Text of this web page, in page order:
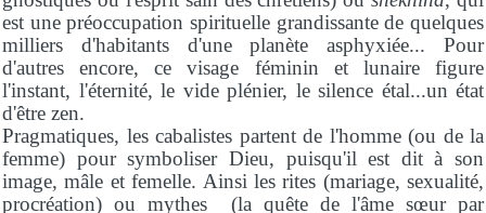
est une préoccupation spirituelle grandissante de quelques
milliers d'habitants d'une planète asphyxiée... Pour
d'autres encore, ce visage féminin et lunaire figure
l'instant, l'éternité, le vide plénier, le silence étal...un état
d'être zen.
Pragmatiques, les cabalistes partent de l'homme (ou de la
femme) pour symboliser Dieu, puisqu'il est dit à son
image, mâle et femelle. Ainsi les rites (mariage, sexualité,
procréation) ou mythes (la quête de l'âme sœur par